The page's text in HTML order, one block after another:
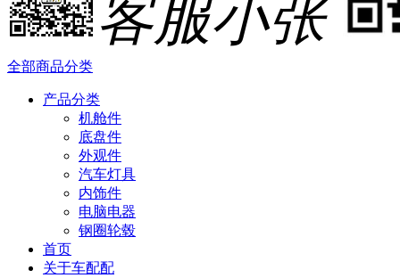
客服小张
全部商品分类
产品分类
机舱件
底盘件
外观件
汽车灯具
内饰件
电脑电器
钢圈轮毂
首页
关于车配配